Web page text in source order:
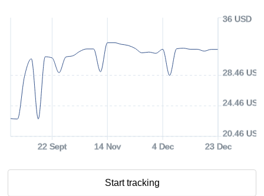
22 Sept 14 Nov 4 Dec 23 Dec
20.46 USD
24.46 USD
28.46 USD
36 USD
Start tracking